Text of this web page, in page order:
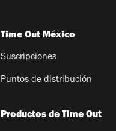
Time Out México
Suscripciones
Puntos de distribución
Productos de Time Out